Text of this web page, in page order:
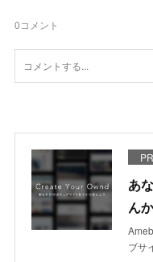
0コメント
PR
あ
ん
ブサ